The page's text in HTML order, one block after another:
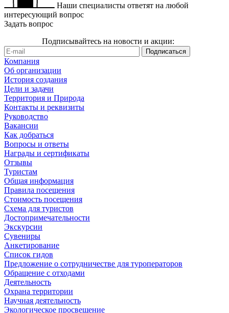
Наши специалисты ответят на любой
интересующий вопрос
Задать вопрос
Подписывайтесь на новости и акции:
Компания
Об организации
История создания
Цели и задачи
Территория и Природа
Контакты и реквизиты
Руководство
Вакансии
Как добраться
Вопросы и ответы
Награды и сертификаты
Отзывы
Туристам
Общая информация
Правила посещения
Стоимость посещения
Схема для туристов
Достопримечательности
Экскурсии
Сувениры
Анкетирование
Список гидов
Предложение о сотрудничестве для туроператоров
Обращение с отходами
Деятельность
Охрана территории
Научная деятельность
Экологическое просвещение